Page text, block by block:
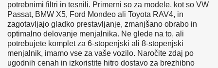
potrebnimi filtri in tesnili. Primerni so za modele, kot so VW
Passat, BMW X5, Ford Mondeo ali Toyota RAV4, in
zagotavljajo gladko prestavljanje, zmanjšano obrabo in
optimalno delovanje menjalnika. Ne glede na to, ali
potrebujete komplet za 6-stopenjski ali 8-stopenjski
menjalnik, imamo vse za vaše vozilo. Naročite zdaj po
ugodnih cenah in izkoristite hitro dostavo za brezhibno